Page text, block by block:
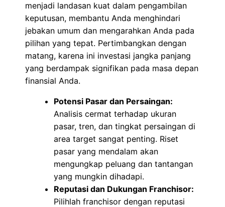
menjadi landasan kuat dalam pengambilan
keputusan, membantu Anda menghindari
jebakan umum dan mengarahkan Anda pada
pilihan yang tepat. Pertimbangkan dengan
matang, karena ini investasi jangka panjang
yang berdampak signifikan pada masa depan
finansial Anda.
Potensi Pasar dan Persaingan:
Analisis cermat terhadap ukuran
pasar, tren, dan tingkat persaingan di
area target sangat penting. Riset
pasar yang mendalam akan
mengungkap peluang dan tantangan
yang mungkin dihadapi.
Reputasi dan Dukungan Franchisor:
Pilihlah franchisor dengan reputasi